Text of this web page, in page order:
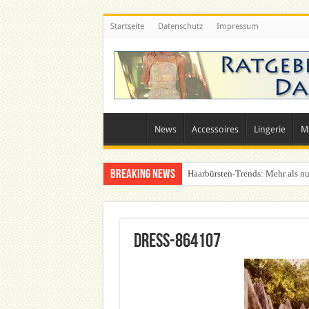
Startseite Datenschutz Impressum
News Accessoires Lingerie
Breaking News Haarbürsten-Trends: Mehr als
Was zieht man auf ein Festival
dress-864107